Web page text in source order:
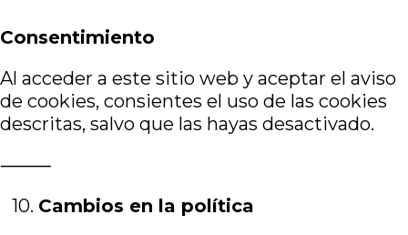
Consentimiento
Al acceder a este sitio web y aceptar el aviso
de cookies, consientes el uso de las cookies
descritas, salvo que las hayas desactivado.
⸻
10.⁠ ⁠ Cambios en la política